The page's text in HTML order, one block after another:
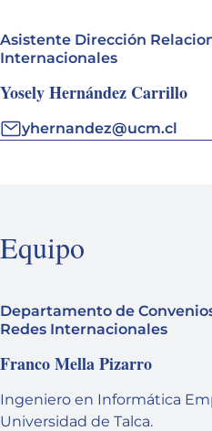
Asistente Dirección
Internacionales
Yosely Hernández Carrillo
yhernandez@ucm.cl
Equipo
Departamento de
Redes Internacionales
Franco Mella Pizarro
Ingeniero en Informática
Universidad de Talca.